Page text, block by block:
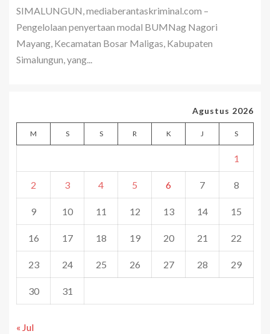
SIMALUNGUN, mediaberantaskriminal.com –
Pengelolaan penyertaan modal BUMNag Nagori
Mayang, Kecamatan Bosar Maligas, Kabupaten
Simalungun, yang...
Agustus 2026
M S S R K J S
1
2 3 4 5 6 7 8
9 10 11 12 13 14 15
16 17 18 19 20 21 22
23 24 25 26 27 28 29
30 31
« Jul